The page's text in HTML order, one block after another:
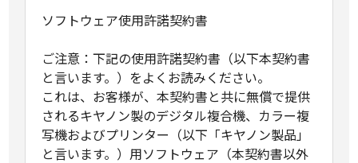
ソフトウェア使用許諾契約書
ご注意：下記の使用許諾契約書（以下本契約書
と言います。）をよくお読みください。
これは、お客様が、本契約書と共に無償で提供
されるキヤノン製のデジタル複合機、カラー複
写機およびプリンター（以下「キヤノン製品」
と言います。）用ソフトウェア（本契約書以外